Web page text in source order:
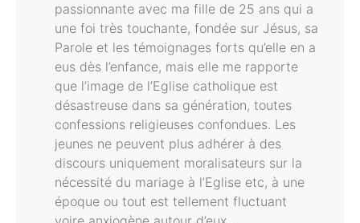
passionnante avec ma fille de 25 ans qui a
une foi très touchante, fondée sur Jésus, sa
Parole et les témoignages forts qu’elle en a
eus dès l’enfance, mais elle me rapporte
que l’image de l’Eglise catholique est
désastreuse dans sa génération, toutes
confessions religieuses confondues. Les
jeunes ne peuvent plus adhérer à des
discours uniquement moralisateurs sur la
nécessité du mariage à l’Eglise etc, à une
époque ou tout est tellement fluctuant